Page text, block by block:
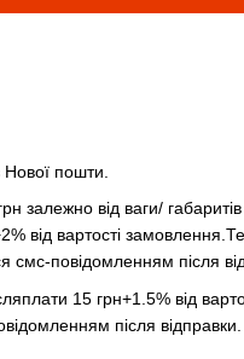
Нової пошти.
залежно від ваги/
від вартості
смс-повідомленням після
15 грн+1.5% від
смс-